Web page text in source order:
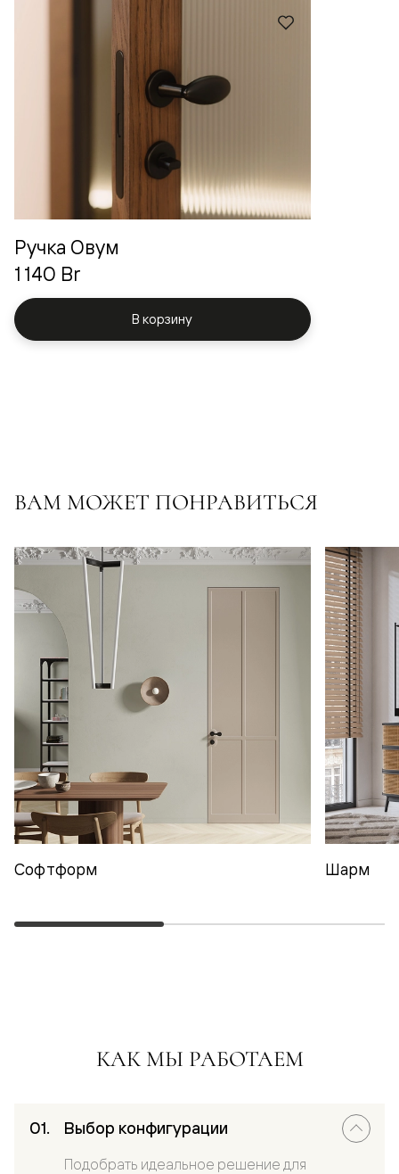
Ручка Овум
1 140 Br
В корзину
ВАМ МОЖЕТ ПОНРАВИТЬСЯ
Софтформ Шарм
КАК МЫ РАБОТАЕМ
Выбор конфигурации
Подобрать идеальное решение для